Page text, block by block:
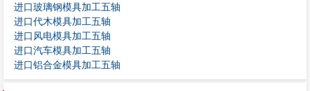
进口玻璃钢模具加工五轴
进口代木模具加工五轴
进口风电模具加工五轴
进口汽车模具加工五轴
进口铝合金模具加工五轴